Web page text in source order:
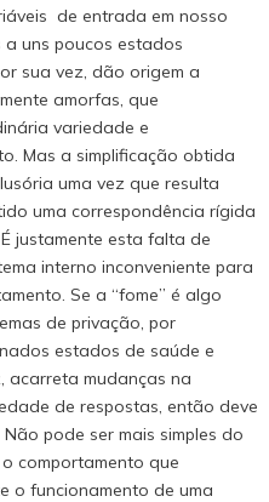
de entrada em nosso
uns poucos estados
sua vez, dão origem a
amorfas, que
variedade e
Mas a simplificação obtida
uma vez que resulta
uma correspondência rígida
justamente esta falta de
interno inconveniente para
Se a “fome” é algo
de privação, por
estados de saúde e
acarreta mudanças na
de respostas, então deve
pode ser mais simples do
comportamento que
o funcionamento de uma